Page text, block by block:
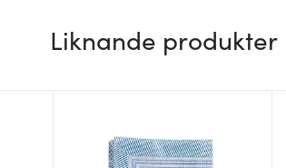
Liknande produkter